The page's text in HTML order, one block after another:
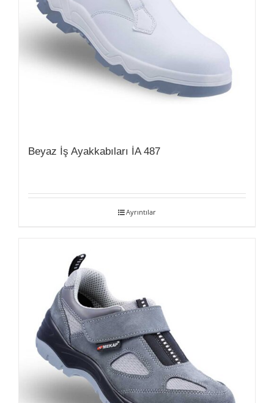
Beyaz İş Ayakkabıları İA 487
Ayrıntılar